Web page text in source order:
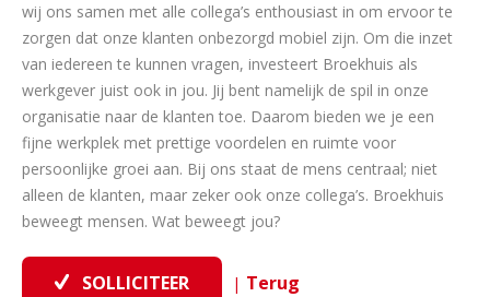
wij ons samen met alle collega’s enthousiast in om ervoor te
zorgen dat onze klanten onbezorgd mobiel zijn. Om die inzet
van iedereen te kunnen vragen, investeert Broekhuis als
werkgever juist ook in jou. Jij bent namelijk de spil in onze
organisatie naar de klanten toe. Daarom bieden we je een
fijne werkplek met prettige voordelen en ruimte voor
persoonlijke groei aan. Bij ons staat de mens centraal; niet
alleen de klanten, maar zeker ook onze collega’s. Broekhuis
beweegt mensen. Wat beweegt jou?
|